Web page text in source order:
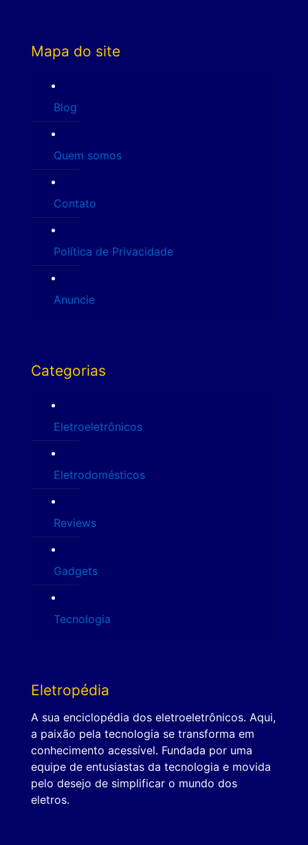
Mapa do site
Blog
Quem somos
Contato
Política de Privacidade
Anuncie
Categorias
Eletroeletrônicos
Eletrodomésticos
Reviews
Gadgets
Tecnologia
Eletropédia
A sua enciclopédia dos eletroeletrônicos. Aqui,
a paixão pela tecnologia se transforma em
conhecimento acessível. Fundada por uma
equipe de entusiastas da tecnologia e movida
pelo desejo de simplificar o mundo dos
eletros.